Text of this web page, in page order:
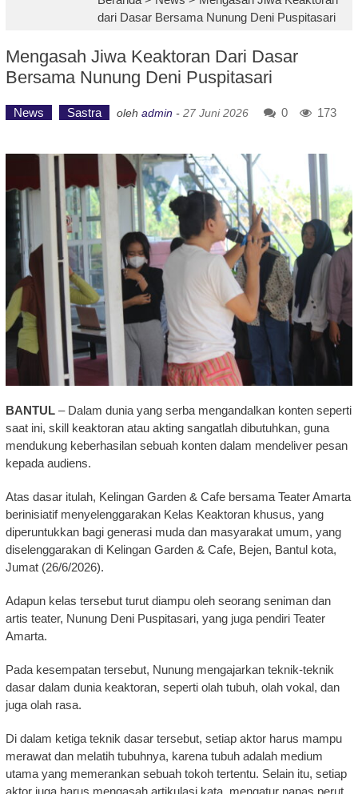
dari Dasar Bersama Nunung Deni Puspitasari
Mengasah Jiwa Keaktoran Dari Dasar
Bersama Nunung Deni Puspitasari
News Sastra oleh admin - 27 Juni 2026 0 173
BANTUL– Dalam dunia yang serba mengandalkan konten seperti
saat ini, skill keaktoran atau akting sangatlah dibutuhkan, guna
mendukung keberhasilan sebuah konten dalam mendeliver pesan
kepada audiens.
Atas dasar itulah, Kelingan Garden & Cafe bersama Teater Amarta
berinisiatif menyelenggarakan Kelas Keaktoran khusus, yang
diperuntukkan bagi generasi muda dan masyarakat umum, yang
diselenggarakan di Kelingan Garden & Cafe, Bejen, Bantul kota,
Jumat (26/6/2026).
Adapun kelas tersebut turut diampu oleh seorang seniman dan
artis teater, Nunung Deni Puspitasari, yang juga pendiri Teater
Amarta.
Pada kesempatan tersebut, Nunung mengajarkan teknik-teknik
dasar dalam dunia keaktoran, seperti olah tubuh, olah vokal, dan
juga olah rasa.
Di dalam ketiga teknik dasar tersebut, setiap aktor harus mampu
merawat dan melatih tubuhnya, karena tubuh adalah medium
utama yang memerankan sebuah tokoh tertentu. Selain itu, setiap
aktor juga harus mengasah artikulasi kata, mengatur napas perut,